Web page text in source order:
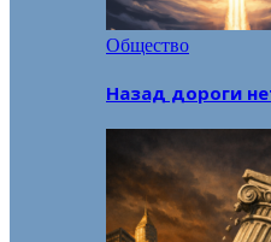
Общество
Назад дороги